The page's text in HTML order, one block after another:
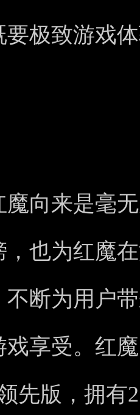
要极致游戏
魔向来是毫
，也为红魔
不断为用户
戏享受。红
先版，拥有